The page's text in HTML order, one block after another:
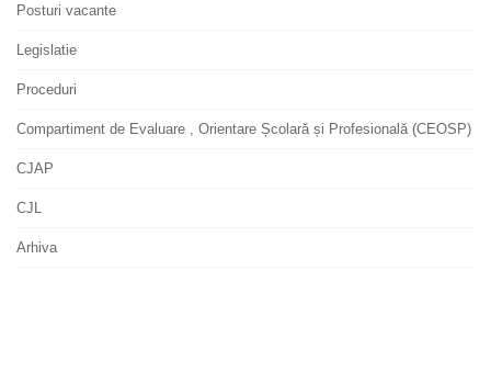
Posturi vacante
Legislatie
Proceduri
Compartiment de Evaluare , Orientare Școlară și Profesională (CEOSP)
CJAP
CJL
Arhiva